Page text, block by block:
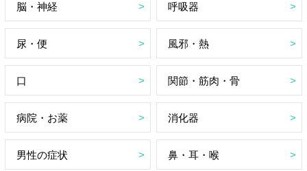
脳・神経 呼吸器
尿・便 風邪・熱
口 関節・筋肉・骨
病院・お薬 消化器
男性の症状 鼻・耳・喉